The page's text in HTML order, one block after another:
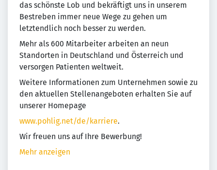
das schönste Lob und bekräftigt uns in unserem
Bestreben immer neue Wege zu gehen um
letztendlich noch besser zu werden.
Mehr als 600 Mitarbeiter arbeiten an neun
Standorten in Deutschland und Österreich und
versorgen Patienten weltweit.
Weitere Informationen zum Unternehmen sowie zu
den aktuellen Stellenangeboten erhalten Sie auf
unserer Homepage
www.pohlig.net/de/karriere.
Wir freuen uns auf Ihre Bewerbung!
Mehr anzeigen